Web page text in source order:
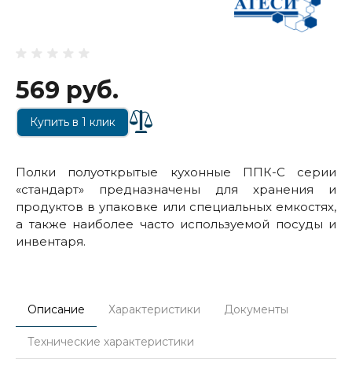
569 руб.
Купить в 1 клик
Полки полуоткрытые кухонные ППК-С серии
«стандарт» предназначены для хранения и
продуктов в упаковке или специальных емкостях,
а также наиболее часто используемой посуды и
инвентаря.
Описание Характеристики Документы
Технические характеристики